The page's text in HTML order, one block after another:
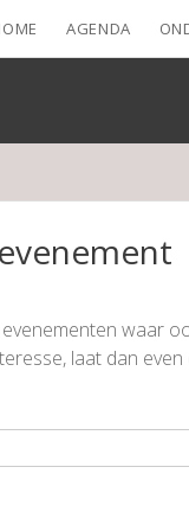
AGENDA
waar
laat dan